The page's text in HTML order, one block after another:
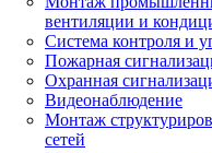
вентиляции и
Система контроля и
Пожарная
Охранная
Видеонаблюдение
Монтаж
сетей